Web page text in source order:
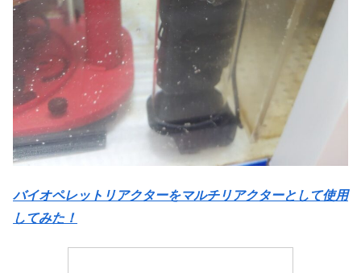
バイオペレットリアクターをマルチリアクターとして使用
してみた！